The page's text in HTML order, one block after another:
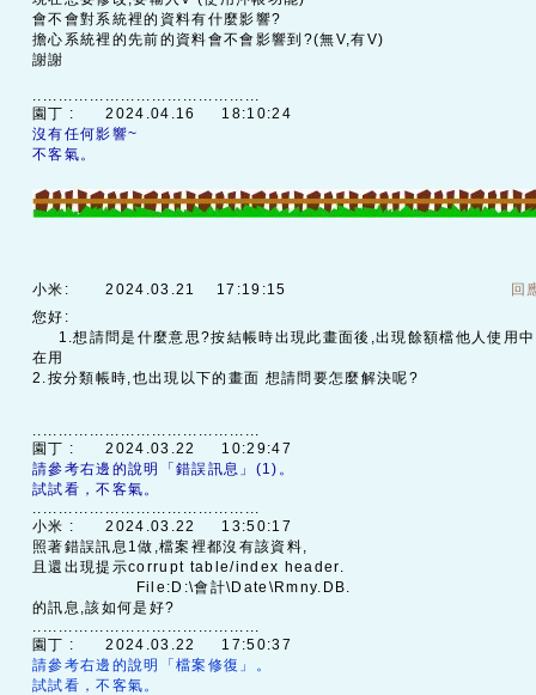
會不會對系統裡的資料有什麼影響?
擔心系統裡的先前的資料會不會影響到?(無V,有V)
謝謝
............................................
園丁 :2024.04.16 18:10:24
沒有任何影響~
不客氣。
小米:2024.03.21 17:19:15
回
您好:
1.想請問是什麼意思?按結帳時出現此畫面後,出現餘額檔他人使用
在用
2.按分類帳時,也出現以下的畫面 想請問要怎麼解決呢?
............................................
園丁 :2024.03.22 10:29:47
請參考右邊的說明「錯誤訊息」(1)。
試試看，不客氣。
............................................
小米 :2024.03.22 13:50:17
照著錯誤訊息1做,檔案裡都沒有該資料,
且還出現提示corrupt table/index header.
File:D:\會計\Date\Rmny.DB.
的訊息,該如何是好?
............................................
園丁 :2024.03.22 17:50:37
請參考右邊的說明「檔案修復」。
試試看，不客氣。